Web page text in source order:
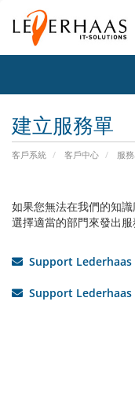
建立服務單
客戶系統 客戶中心 服
如果您無法在我們的知
選擇適當的部門來發出服
Support
Support